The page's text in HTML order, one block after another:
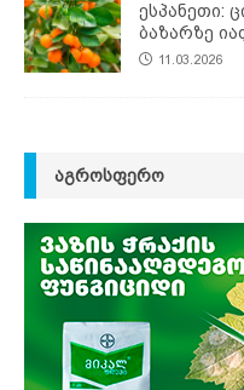
ესპანეთი:
ბაზარზე
11.03.2026
ᲐᲒᲠᲝᲡᲤᲔᲠᲝ